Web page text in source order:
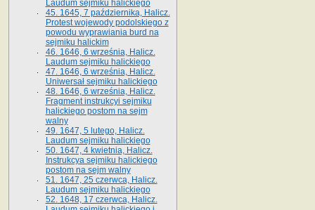
Laudum sejmiku halickiego
45. 1645, 7 października, Halicz.
Protest wojewody podolskiego z
powodu wyprawiania burd na
sejmiku halickim
46. 1646, 6 września, Halicz.
Laudum sejmiku halickiego
47. 1646, 6 września, Halicz.
Uniwersał sejmiku halickiego
48. 1646, 6 września, Halicz.
Fragment instrukcyi sejmiku
halickiego postom na sejm
walny
49. 1647, 5 lutego, Halicz.
Laudum sejmiku halickiego
50. 1647, 4 kwietnia, Halicz.
Instrukcya sejmiku halickiego
postom na sejm walny
51. 1647, 25 czerwca, Halicz.
Laudum sejmiku halickiego
52. 1648, 17 czerwca, Halicz.